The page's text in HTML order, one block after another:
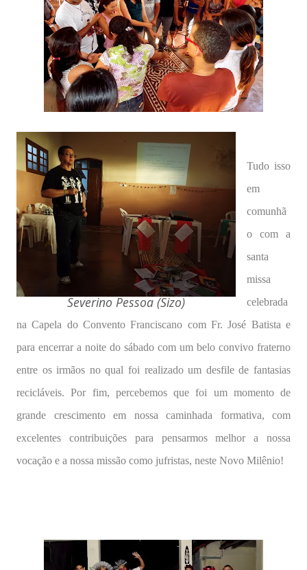
Severino Pessoa (Sizo)
Tudo isso
em
comunhã
o com a
santa
missa
celebrada
na Capela do Convento Franciscano com Fr. José Batista e
para encerrar a noite do sábado com um belo convivo fraterno
entre os irmãos no qual foi realizado um desfile de fantasias
recicláveis. Por fim, percebemos que foi um momento de
grande crescimento em nossa caminhada formativa, com
excelentes contribuições para pensarmos melhor a nossa
vocação e a nossa missão como jufristas, neste Novo Milênio!